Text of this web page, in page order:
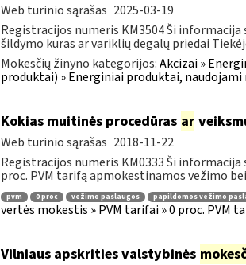
Web turinio sąrašas 2025-03-19
Registracijos numeris KM3504 Ši
šildymo kuras ar variklių degalų priedai
Mokesčių žinyno kategorijos:Akcizai »
produktai) » Energiniai produktai,
Kokias muitinės procedūras ar
Web turinio sąrašas 2018-11-22
Registracijos numeris KM0333 Ši
proc. PVM tarifą apmokestinamos vežimo
pvm 0 proc vežimo paslaugos papildomos vežimo
vertės mokestis » PVM tarifai » 0 proc. PVM
Vilniaus apskrities valstybinės